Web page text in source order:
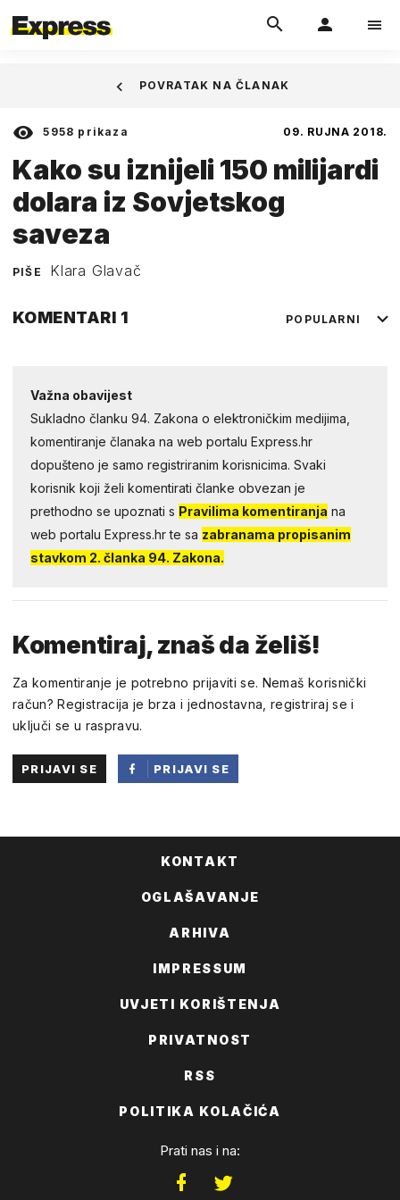
5958 prikaza 09. RUJNA 2018.
Kako su iznijeli 150 milijardi
dolara iz Sovjetskog
saveza
PIŠE Klara Glavač
POVRATAK NA ČLANAK
KOMENTARI 1 POPULARNI
Važna obavijest
Sukladno članku 94. Zakona o elektroničkim medijima,
komentiranje članaka na web portalu Express.hr
dopušteno je samo registriranim korisnicima. Svaki
korisnik koji želi komentirati članke obvezan je
prethodno se upoznati s Pravilima komentiranja na
web portalu Express.hr te sa zabranama propisanim
stavkom 2. članka 94. Zakona.
Komentiraj, znaš da želiš!
Za komentiranje je potrebno prijaviti se. Nemaš korisnički
račun? Registracija je brza i jednostavna, registriraj se i
uključi se u raspravu.
PRIJAVI SE
PRIJAVI SE
KONTAKT
OGLAŠAVANJE
ARHIVA
IMPRESSUM
UVJETI KORIŠTENJA
PRIVATNOST
RSS
POLITIKA KOLAČIĆA
Prati nas i na: